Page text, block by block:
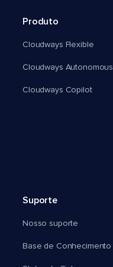
Produto
Cloudways Flexible
Cloudways Autonomous
Cloudways Copilot
Suporte
Nosso suporte
Base de Conhecimento